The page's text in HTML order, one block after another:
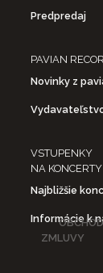
Predpredaj
PAVIAN
Novinky z
VSTUPENKY
NA KONCERTY
Najbližšie
Informácie k
ZMLUVY